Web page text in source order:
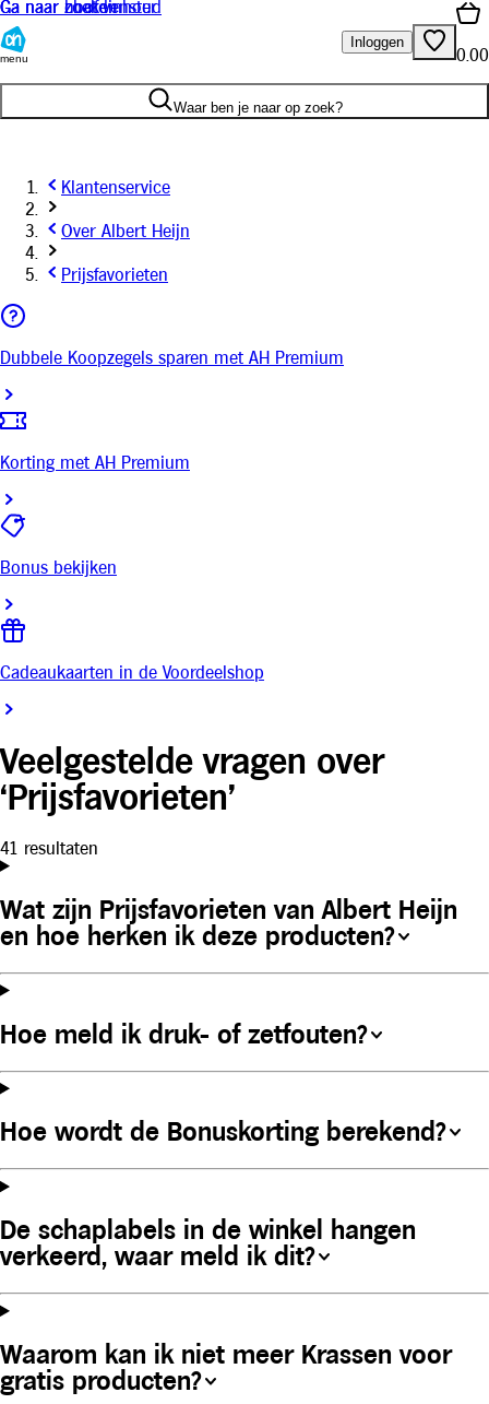
Ga naar hoofdinhoud
Ga naar zoeken
Ga naar chat venster
menu
Inloggen
0.00
Waar ben je naar op zoek?
Klantenservice
Over Albert Heijn
Prijsfavorieten
Dubbele Koopzegels sparen met AH Premium
Korting met AH Premium
Bonus bekijken
Cadeaukaarten in de Voordeelshop
Veelgestelde vragen over
‘Prijsfavorieten’
41 resultaten
Wat zijn Prijsfavorieten van Albert Heijn
en hoe herken ik deze producten?
Hoe meld ik druk- of zetfouten?
Hoe wordt de Bonuskorting berekend?
De schaplabels in de winkel hangen
verkeerd, waar meld ik dit?
Waarom kan ik niet meer Krassen voor
gratis producten?